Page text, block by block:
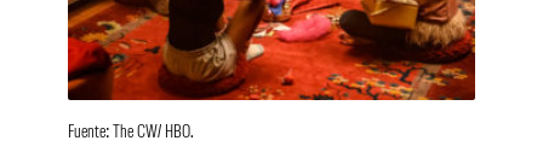
Fuente: The CW/ HBO.